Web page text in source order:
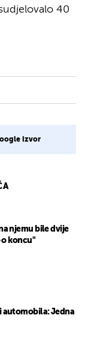
40
izvor
njemu bile dvije
o koncu"
automobila: Jedna